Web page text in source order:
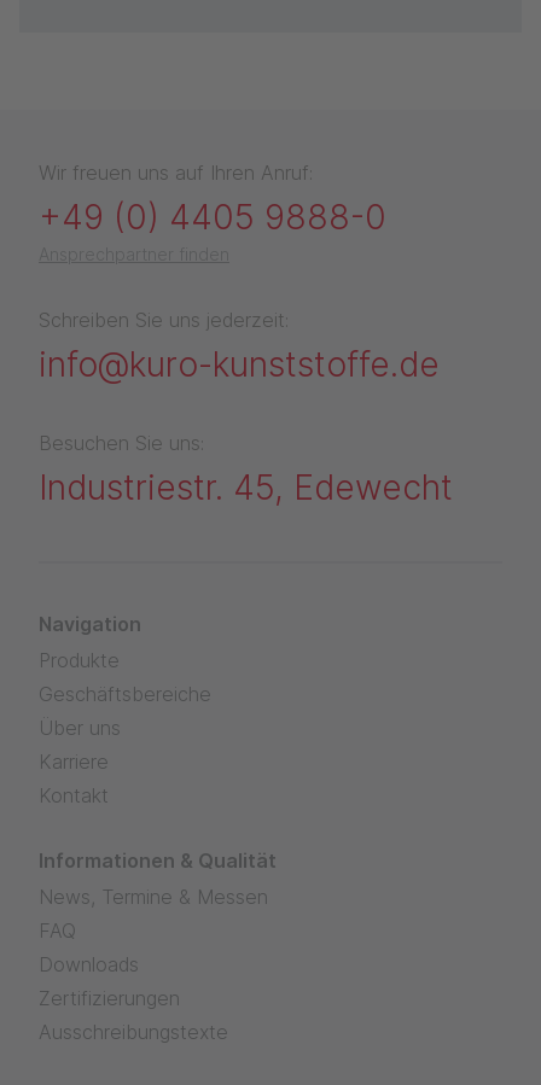
Wir freuen uns auf Ihren Anruf:
+49 (0) 4405 9888-0
Schreiben Sie uns jederzeit:
info@kuro-kunststoffe.de
Besuchen Sie uns:
Industriestr. 45, Edewecht
Navigation
Produkte
Geschäftsbereiche
Über uns
Karriere
Kontakt
Informationen & Qualität
News, Termine & Messen
FAQ
Downloads
Zertifizierungen
Ausschreibungstexte